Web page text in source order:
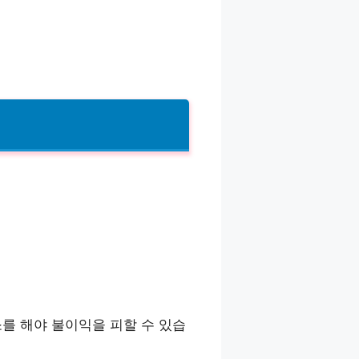
해야 불이익을 피할 수 있습